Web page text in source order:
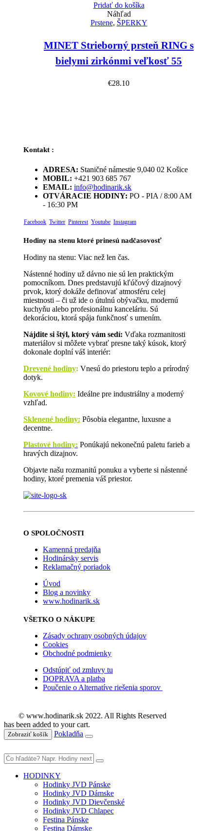
Pridať do košíka
Náhľad
Prstene, ŠPERKY
MINET Strieborný prsteň RING s
bielymi zirkónmi veľkosť 55
€28.10
Kontakt :
ADRESA: Staničné námestie 9,040 02 Košice
MOBIL: +421 903 685 767
EMAIL: info@hodinarik.sk
OTVÁRACIE HODINY: PO - PIA / 8:00 AM
- 16:30 PM
Facebook Twitter Pinterest Youtube Instagram
Hodiny na stenu ktoré prinesú nadčasovosť
Hodiny na stenu: Viac než len čas.
Nástenné hodiny už dávno nie sú len praktickým
pomocníkom. Dnes predstavujú kľúčový dizajnový
prvok, ktorý dokáže definovať atmosféru celej
miestnosti – či už ide o útulnú obývačku, modernú
kuchyňu alebo profesionálnu kanceláriu. Sú
dekoráciou, ktorá spája funkčnosť s umením.
Nájdite si štýl, ktorý vám sedí: Vďaka rozmanitosti
materiálov si môžete vybrať presne taký kúsok, ktorý
dokonale doplní váš interiér:
Drevené hodiny: Vnesú do priestoru teplo a prírodný
dotyk.
Kovové hodiny: Ideálne pre industriálny a moderný
vzhľad.
Sklenené hodiny: Pôsobia elegantne, luxusne a
decentne.
Plastové hodiny: Ponúkajú nekonečnú paletu farieb a
hravých dizajnov.
Objavte našu rozmanitú ponuku a vyberte si nástenné
hodiny, ktoré premenia váš priestor.
O SPOLOČNOSTI
Kamenná predajňa
Hodinársky servis
Reklamačný poriadok
Úvod
Blog a novinky
www.hodinarik.sk
VŠETKO O NÁKUPE
Zásady ochrany osobných údajov
Cookies
Obchodné podmienky
Odstúpiť od zmluvy tu
DOPRAVA a platba
Poučenie o Alternatíve riešenia sporov
© www.hodinarik.sk 2022. All Rights Reserved
has been added to your cart.
Zobraziť košík Pokladňa
HODINKY
Hodinky JVD Pánske
Hodinky JVD Dámske
Hodinky JVD Dievčenské
Hodinky JVD Chlapec
Festina Pánske
Festina Dámske